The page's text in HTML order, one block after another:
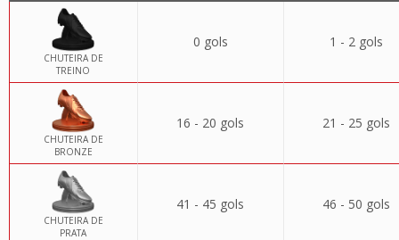
CHUTEIRA DE
TREINO
0 gols 1 - 2 gols
CHUTEIRA DE
BRONZE
16 - 20 gols 21 - 25 gols
CHUTEIRA DE
PRATA
41 - 45 gols 46 - 50 gols